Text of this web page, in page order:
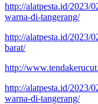
http://alatpesta.id/2023/
warna-di-tangerang/
http://alatpesta.id/2023/
barat/
http://
http://alatpesta.id/2023/
warna-di-tangerang/